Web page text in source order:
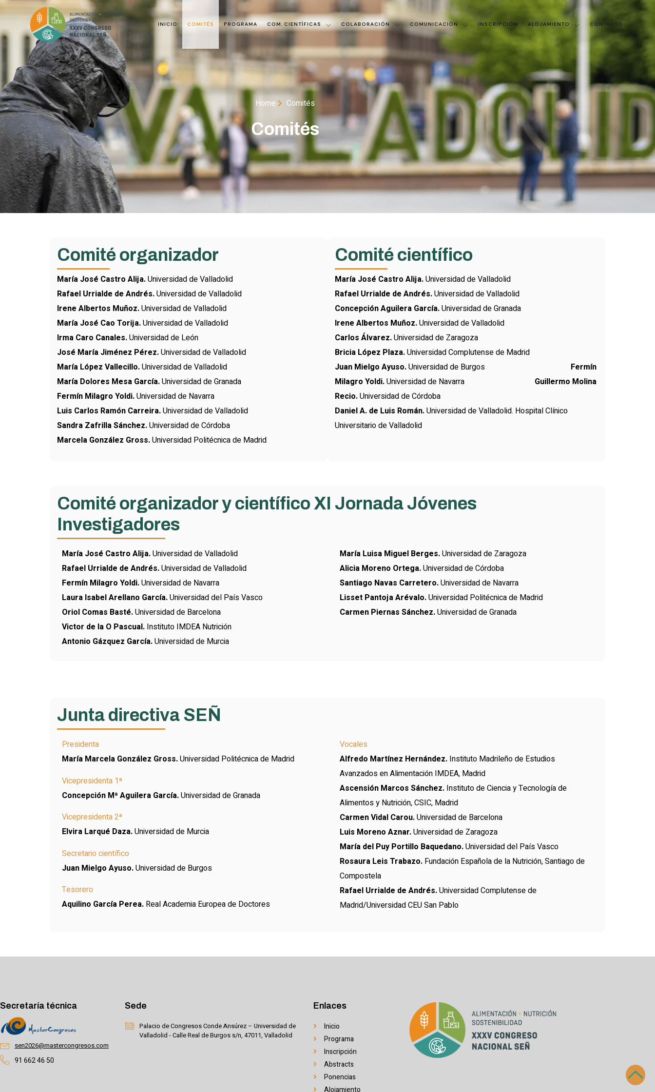
INICIO COMITÉS PROGRAMA COM. CIENTÍFICAS COLABORACIÓN COMUNICACIÓN INSCRIPCIÓN ALOJAMIENTO CONTACTO
Home Comités
Comités
Comité organizador
María José Castro Alija.Universidad de Valladolid
Rafael Urrialde de Andrés.Universidad de Valladolid
Irene Albertos Muñoz.Universidad de Valladolid
María José Cao Torija.Universidad de Valladolid
Irma Caro Canales.Universidad de León
José María Jiménez Pérez.Universidad de Valladolid
María López Vallecillo.Universidad de Valladolid
María Dolores Mesa García.Universidad de Granada
Fermín Milagro Yoldi.Universidad de Navarra
Luis Carlos Ramón Carreira.Universidad de Valladolid
Sandra Zafrilla Sánchez.Universidad de Córdoba
Marcela González Gross.Universidad Politécnica de Madrid
Comité científico
María José Castro Alija.Universidad de Valladolid
Rafael Urrialde de Andrés.Universidad de Valladolid
Concepción Aguilera García.Universidad de Granada
Irene Albertos Muñoz.Universidad de Valladolid
Carlos Álvarez.Universidad de Zaragoza
Bricia López Plaza.Universidad Complutense de Madrid
Juan Mielgo Ayuso.Universidad de Burgos Fermín
Milagro Yoldi.Universidad de Navarra Guillermo Molina
Recio.Universidad de Córdoba
Daniel A. de Luis Román.Universidad de Valladolid. Hospital Clínico
Universitario de Valladolid
Comité organizador y científico XI Jornada Jóvenes
Investigadores
María José Castro Alija.Universidad de Valladolid
Rafael Urrialde de Andrés.Universidad de Valladolid
Fermín Milagro Yoldi.Universidad de Navarra
Laura Isabel Arellano García.Universidad del País Vasco
Oriol Comas Basté.Universidad de Barcelona
Victor de la O Pascual. Instituto IMDEA Nutrición
Antonio Gázquez García.Universidad de Murcia
María Luisa Miguel Berges.Universidad de Zaragoza
Alicia Moreno Ortega.Universidad de Córdoba
Santiago Navas Carretero.Universidad de Navarra
Lisset Pantoja Arévalo.Universidad Politécnica de Madrid
Carmen Piernas Sánchez.Universidad de Granada
Junta directiva SEÑ
Presidenta
María Marcela González Gross.Universidad Politécnica de Madrid
Vicepresidenta 1ª
Concepción Mª Aguilera García.Universidad de Granada
Vicepresidenta 2ª
Elvira Larqué Daza.Universidad de Murcia
Secretario científico
Juan Mielgo Ayuso.Universidad de Burgos
Tesorero
Aquilino García Perea. Real Academia Europea de Doctores
Vocales
Alfredo Martínez Hernández. Instituto Madrileño de Estudios
Avanzados en Alimentación IMDEA, Madrid
Ascensión Marcos Sánchez. Instituto de Ciencia y Tecnología de
Alimentos y Nutrición, CSIC, Madrid
Carmen Vidal Carou.Universidad de Barcelona
Luis Moreno Aznar.Universidad de Zaragoza
María del Puy Portillo Baquedano.Universidad del País Vasco
Rosaura Leis Trabazo. Fundación Española de la Nutrición, Santiago de
Compostela
Rafael Urrialde de Andrés.Universidad Complutense de
Madrid/Universidad CEU San Pablo
Secretaría técnica
sen2026@mastercongresos.com
91 662 46 50
Sede
Palacio de Congresos Conde Ansúrez – Universidad de
Valladolid - Calle Real de Burgos s/n, 47011, Valladolid
Enlaces
Inicio
Programa
Inscripción
Abstracts
Ponencias
Alojamiento